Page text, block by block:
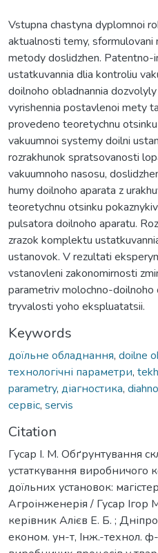
Vstupna chastyna dyplomnoi
aktualnosti temy, sformulovani
metody doslidzhen. Patentno-
ustatkuvannia dlia kontroliu
doilnoho obladnannia
vyrishennia postavlenoi mety
provedeno teoretychnu
vakuumnoi systemy doilni
rozrakhunok spratsovanosti
vakuumnoho nasosu,
humy doilnoho aparata z
teoretychnu otsinku
pulsatora doilnoho aparatu.
zrazok komplektu
ustanovok. V rezultati
vstanovleni zakonomirnosti
parametriv molochno-doilnoho
tryvalosti yoho ekspluatatsii.
Keywords
доїльне обладнання, doilne
технологічні параметри,
parametry, діагностика,
сервіс, servis
Citation
Гусар І. М. Обґрунтування
устаткування виробничого
доїльних установок:
Агроінженерія / Гусар Ігор
керівник Алієв Е. Б. ;
економ. ун-т, Інж.-технол.